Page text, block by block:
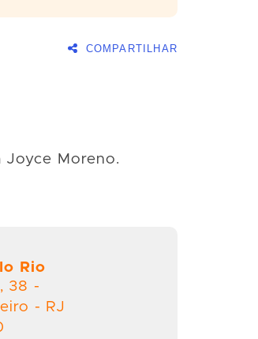
COMPARTILHAR
Joyce Moreno.
Rio
, 38 -
- RJ